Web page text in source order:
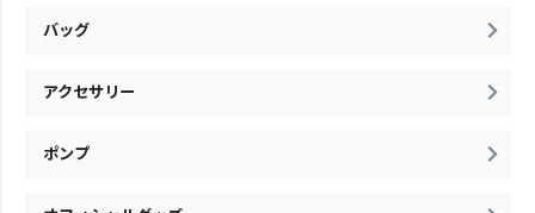
バッグ
アクセサリー
ポンプ